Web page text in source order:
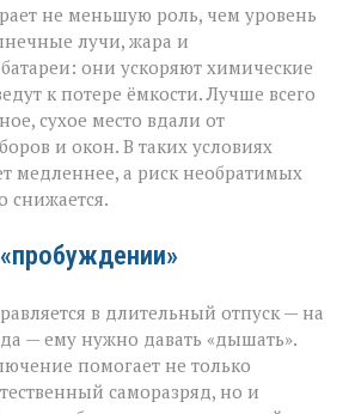
не меньшую роль, чем уровень
лучи, жара и
они ускоряют химические
к потере ёмкости. Лучше всего
сухое место вдали от
и окон. В таких условиях
медленнее, а риск необратимых
снижается.
в длительный отпуск — на
— ему нужно давать «дышать».
помогает не только
саморазряд, но и